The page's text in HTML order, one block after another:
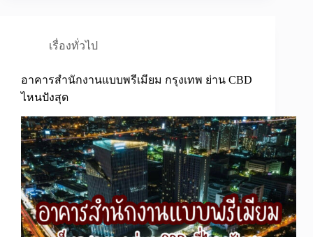
เรื่องทั่วไป
อาคารสำนักงานแบบพรีเมียม กรุงเทพ ย่าน CBD
ไหนปังสุด